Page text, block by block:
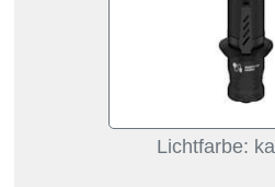
Lichtfarbe: